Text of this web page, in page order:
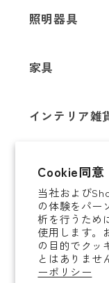
Cookie同意
当社および
の体験をパー
析を行うため
使用します。
の目的でクッ
とはありませ
ーポリシー
照明器具
シーリングラ
テーブルライ
ブラケットラ
タスクライト
ポータブル
和風照明
その他照明 /
家具
チェア
ソファ / ベン
デスク
ミラー
収納家具
コートハンガ
インテリア雑
オブジェ
掛時計
置時計
腕時計
花器
即納商品
即納商品
ご案内
法人取引の
About
ショッピング